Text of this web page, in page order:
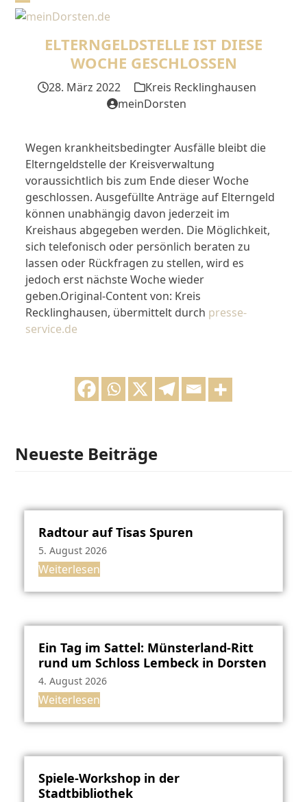
SkipOpen
mobile
Close
mobileELTERNGELDSTELLE IST DIESE
WOCHE GESCHLOSSEN
28. März 2022
Kreis Recklinghausen
meinDorsten
Wegen krankheitsbedingter Ausfälle bleibt die
Elterngeldstelle der Kreisverwaltung
voraussichtlich bis zum Ende dieser Woche
geschlossen. Ausgefüllte Anträge auf Elterngeld
können unabhängig davon jederzeit im
Kreishaus abgegeben werden. Die Möglichkeit,
sich telefonisch oder persönlich beraten zu
lassen oder Rückfragen zu stellen, wird es
jedoch erst nächste Woche wieder
geben.Original-Content von: Kreis
Recklinghausen, übermittelt durch presse-
service.de
Neueste Beiträge
Radtour auf Tisas Spuren
5. August 2026
Weiterlesen
Ein Tag im Sattel: Münsterland-Ritt
rund um Schloss Lembeck in Dorsten
4. August 2026
Weiterlesen
Spiele-Workshop in der
Stadtbibliothek